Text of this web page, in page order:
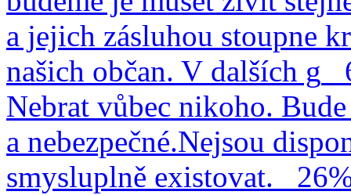
a jejich zásluhou stoupne
našich občan. V dalších g
Nebrat vůbec nikoho.
a nebezpečné.Nejsou
smysluplně existovat.